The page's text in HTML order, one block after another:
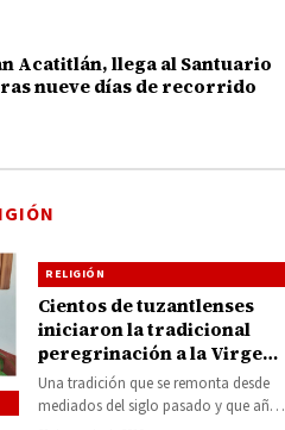
Acatitlán, llega al Santuario
nueve días de recorrido
RELIGIÓN
Cientos de tuzantlenses
iniciaron la tradicional
peregrinación a la Virgen
Purísima Concepción de
María
Una tradición que se remonta desde
mediados del siglo pasado y que año